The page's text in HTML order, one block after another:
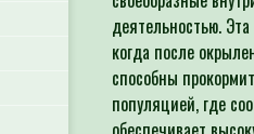
деятельностью.
когда после
способны
популяцией, где